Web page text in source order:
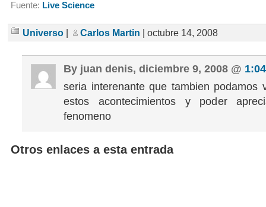
Fuente: Live Science
Universo Carlos Martin | octubre 14, 2008
By juan denis, diciembre 9, 2008 @
seria interenante que tambien podamos
estos acontecimientos y poder
fenomeno
Otros enlaces a esta entrada